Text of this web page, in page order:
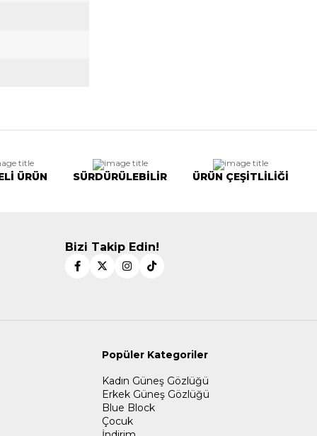
ÜRÜN SÜRDÜRÜLEBİLİR ÜRÜN ÇEŞİTLİLİĞİ
Bizi Takip Edin!
Popüler Kategoriler
Kadın Güneş Gözlüğü
Erkek Güneş Gözlüğü
Blue Block
Çocuk